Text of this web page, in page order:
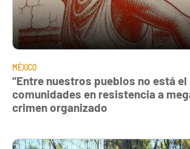
MÉXICO
“Entre nuestros pueblos no está el
comunidades en resistencia a
crimen organizado